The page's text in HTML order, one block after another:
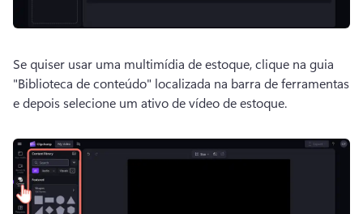
Se quiser usar uma multimídia de estoque, clique na guia
"Biblioteca de conteúdo" localizada na barra de ferramentas
e depois selecione um ativo de vídeo de estoque.